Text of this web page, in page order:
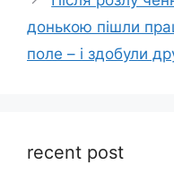
донькою пішли
поле – і здобули
recent post